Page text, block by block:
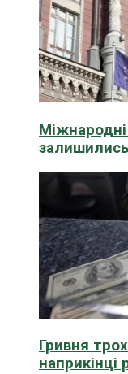
Міжнародні
Гривня